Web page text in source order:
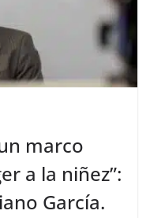
marco
a la niñez”:
García.